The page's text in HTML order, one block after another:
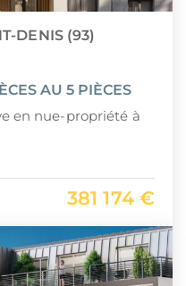
DENIS (93)
AU 5 PIÈCES
en nue-propriété à
381 174 €